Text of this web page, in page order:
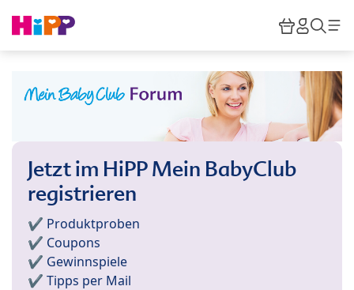
HiPP
Jetzt im HiPP Mein BabyClub
registrieren
✔️ Produktproben
✔️ Coupons
✔️ Gewinnspiele
✔️ Tipps per Mail